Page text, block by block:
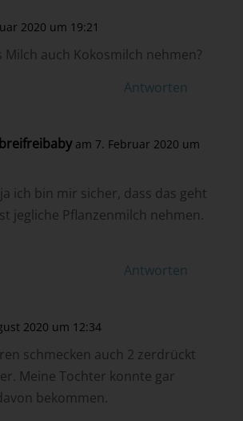
2020 um 19:21
Milch auch Kokosmilch nehmen?
Antworten
am 7. Februar 2020 um
ich bin mir sicher, dass das geht
jegliche Pflanzenmilch nehmen.
Antworten
2020 um 12:34
schmecken auch 2 zerdrückt
Meine Tochter konnte gar
bekommen.